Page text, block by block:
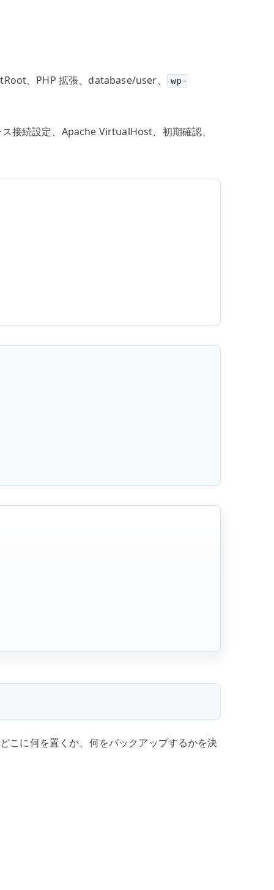
、PHP 拡張、database/user、 wp-
接続設定、Apache VirtualHost、初期確認、
こに何を置くか、何をバックアップするかを決